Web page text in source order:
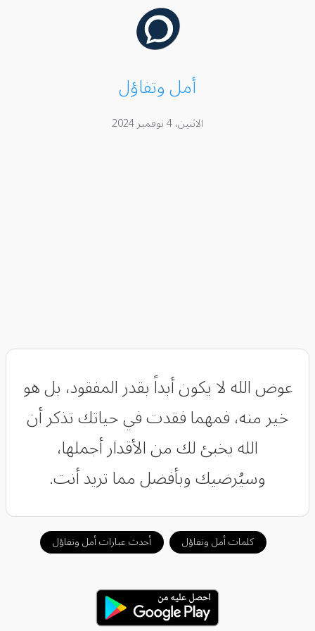
أمل وتفاؤل
الاثنين، 4 نوفمبر 2024
عوض الله لا يكون أبداً بقدر المفقود، بل هو
خير منه، فمهما فقدت في حياتك تذكر أن
الله يخبئ لك من الأقدار أجملها،
وسيُرضيك وبأفضل مما تريد أنت.
كلمات أمل وتفاؤل أحدث عبارات أمل وتفاؤل